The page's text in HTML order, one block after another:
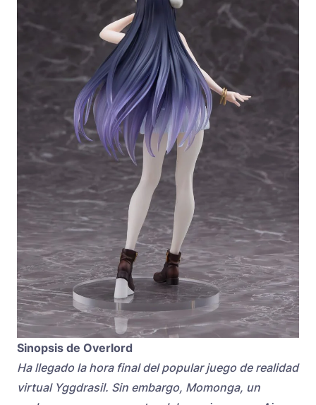
Sinopsis de Overlord
Ha llegado la hora final del popular juego de realidad
virtual Yggdrasil. Sin embargo, Momonga, un